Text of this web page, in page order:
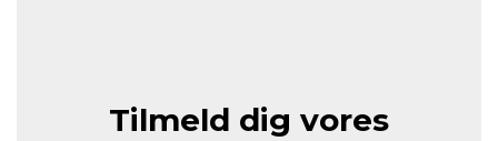
Tilmeld dig vores